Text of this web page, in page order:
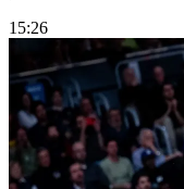
15:26